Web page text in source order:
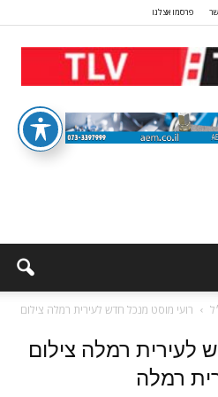
פרסמו אצלנו
רועי מוסט מנכל חדש לעירית רמלה צילום
לעירית רמלה צילום
רמלה